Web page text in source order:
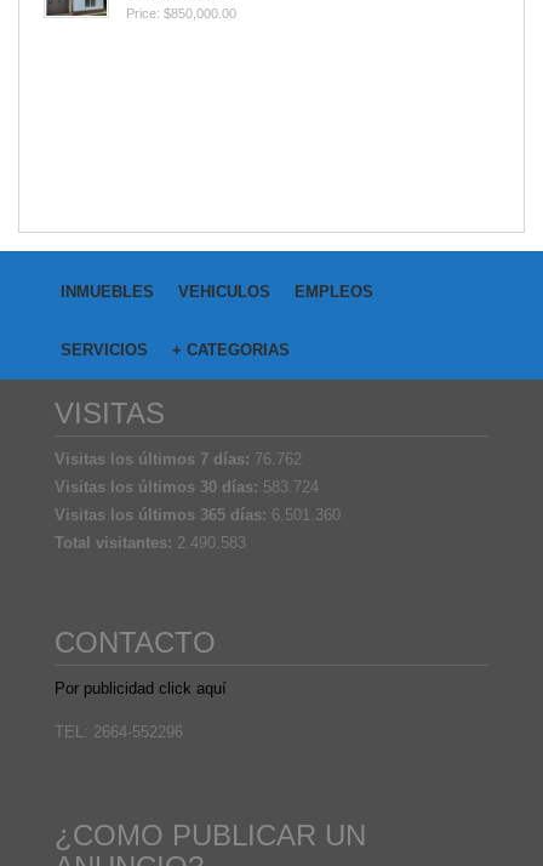
Price: $850,000.00
INMUEBLES VEHICULOS EMPLEOS
SERVICIOS + CATEGORIAS
VISITAS
Visitas los últimos 7 días: 76.762
Visitas los últimos 30 días: 583.724
Visitas los últimos 365 días: 6.501.360
Total visitantes: 2.490.583
CONTACTO
Por publicidad click aquí
TEL: 2664-552296
¿COMO PUBLICAR UN